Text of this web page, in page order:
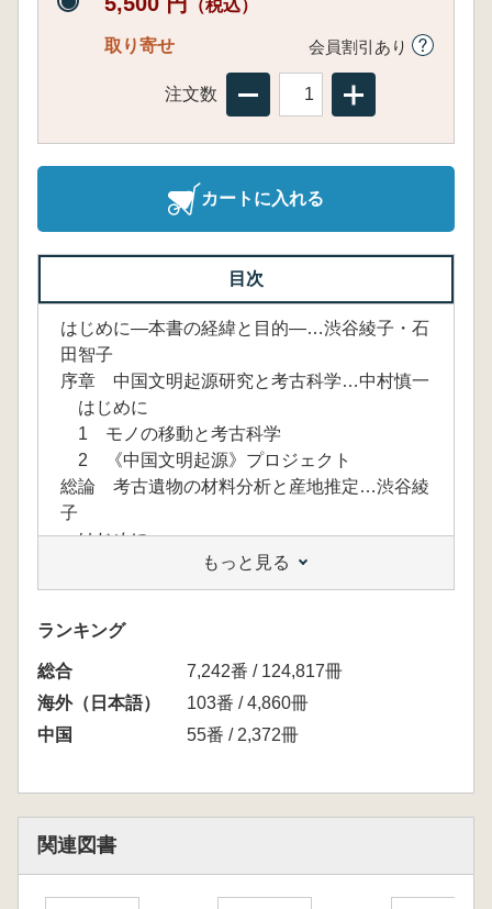
（税込）
取り寄せ 会員割引あり
注文数
カートに入れる
目次
はじめに―本書の経緯と目的―…渋谷綾子・石
田智子
序章 中国文明起源研究と考古科学…中村慎一
はじめに
1 モノの移動と考古科学
2 《中国文明起源》プロジェクト
総論 考古遺物の材料分析と産地推定…渋谷綾
子
はじめに
1 プロジェクトの概要
2 研究成果―何がわかって何がわからない
のか―
3 プロジェクト5年間の成果からみた今後の
展望
おわりに
第Ⅰ部 中国文明の起源と発展
る社会的背景
もっと見る
ランキング
総合
7,242番 / 124,817冊
海外（日本語）
103番 / 4,860冊
中国
55番 / 2,372冊
関連図書